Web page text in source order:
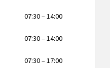
07:30 – 14:00
07:30 – 14:00
07:30 – 17:00